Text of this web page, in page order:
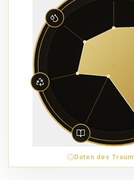
Daten des